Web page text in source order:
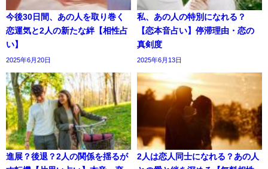
今後30日間、あの人を取り巻く
恋運気と2人の新たな絆【相性占
い】
2025年6月20日
私、あの人の特別になれる？
【恋本音占い】停滞理由・恋の
真剣度
2025年6月13日
進展？後退？2人の関係を揺るが
2人は恋人同士になれる？あの人